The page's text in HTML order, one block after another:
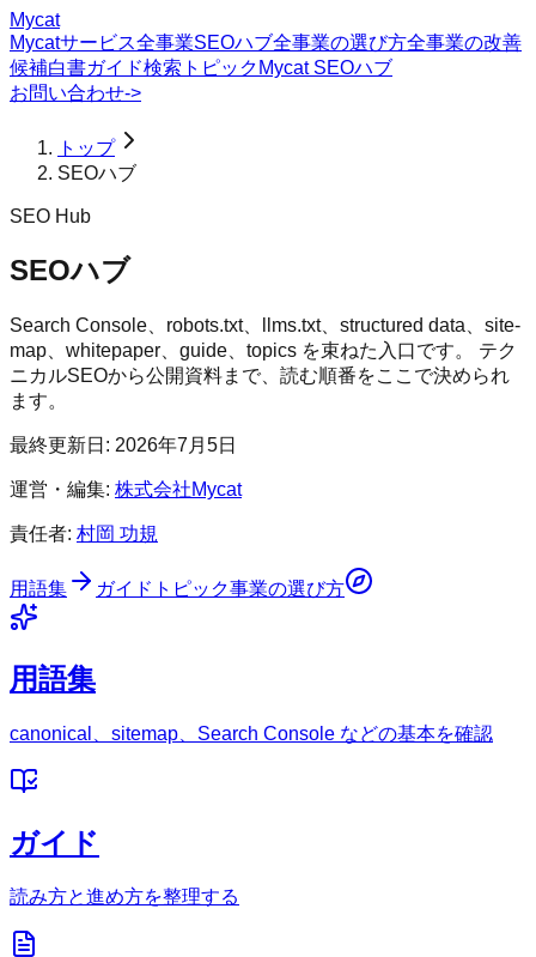
Mycat
Mycatサービス全事業SEOハブ全事業の選び方全事業の改善
候補白書ガイド検索トピック Mycat SEOハブ
お問い合わせ->
トップ
SEOハブ
SEO Hub
SEOハブ
Search Console、robots.txt、llms.txt、structured data、site-
map、whitepaper、guide、topics を束ねた入口です。 テク
ニカルSEOから公開資料まで、読む順番をここで決められ
ます。
最終更新日: 2026年7月5日
運営・編集: 株式会社Mycat
責任者: 村岡 功規
用語集 ガイド トピック事業の選び方
用語集
canonical、sitemap、Search Console などの基本を確認
ガイド
読み方と進め方を整理する